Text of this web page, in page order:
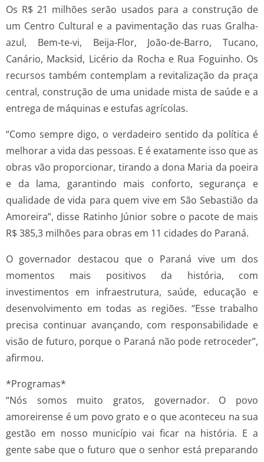
Os R$ 21 milhões serão usados para a construção de
um Centro Cultural e a pavimentação das ruas Gralha-
azul, Bem-te-vi, Beija-Flor, João-de-Barro, Tucano,
Canário, Macksid, Licério da Rocha e Rua Foguinho. Os
recursos também contemplam a revitalização da praça
central, construção de uma unidade mista de saúde e a
entrega de máquinas e estufas agrícolas.
“Como sempre digo, o verdadeiro sentido da política é
melhorar a vida das pessoas. E é exatamente isso que as
obras vão proporcionar, tirando a dona Maria da poeira
e da lama, garantindo mais conforto, segurança e
qualidade de vida para quem vive em São Sebastião da
Amoreira”, disse Ratinho Júnior sobre o pacote de mais
R$ 385,3 milhões para obras em 11 cidades do Paraná.
O governador destacou que o Paraná vive um dos
momentos mais positivos da história, com
investimentos em infraestrutura, saúde, educação e
desenvolvimento em todas as regiões. “Esse trabalho
precisa continuar avançando, com responsabilidade e
visão de futuro, porque o Paraná não pode retroceder”,
afirmou.
*Programas*
“Nós somos muito gratos, governador. O povo
amoreirense é um povo grato e o que aconteceu na sua
gestão em nosso município vai ficar na história. E a
gente sabe que o futuro que o senhor está preparando